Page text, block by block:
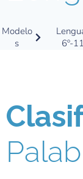
Modelo
s
6º-